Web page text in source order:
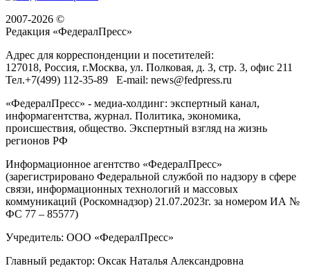
2007-2026 ©
Редакция «ФедералПресс»
Адрес для корреспонденции и посетителей:
127018, Россия, г.Москва, ул. Полковая, д. 3, стр. 3, офис 211
Тел.+7(499) 112-35-89 E-mail: news@fedpress.ru
«ФедералПресс» - медиа-холдинг: экспертный канал,
информагентства, журнал. Политика, экономика,
происшествия, общество. Экспертный взгляд на жизнь
регионов РФ
Информационное агентство «ФедералПресс»
(зарегистрировано Федеральной службой по надзору в сфере
связи, информационных технологий и массовых
коммуникаций (Роскомнадзор) 21.07.2023г. за номером ИА №
ФС 77 – 85577)
Учредитель: ООО «ФедералПресс»
Главный редактор: Оксак Наталья Александровна